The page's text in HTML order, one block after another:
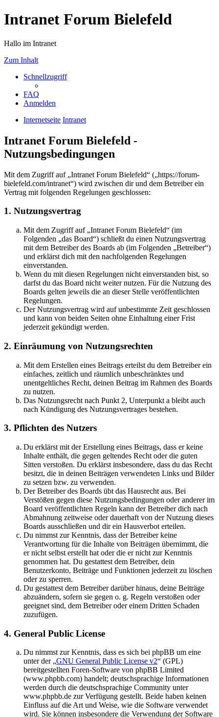
Intranet Forum Bielefeld
Hallo im Intranet
Zum Inhalt
Schnellzugriff
FAQ
Anmelden
Internetseite Intranet
Intranet Forum Bielefeld -
Nutzungsbedingungen
Mit dem Zugriff auf „Intranet Forum Bielefeld“ („https://forum-
bielefeld.com/intranet“) wird zwischen dir und dem Betreiber ein
Vertrag mit folgenden Regelungen geschlossen:
1. Nutzungsvertrag
Mit dem Zugriff auf „Intranet Forum Bielefeld“ (im
Folgenden „das Board“) schließt du einen Nutzungsvertrag
mit dem Betreiber des Boards ab (im Folgenden „Betreiber“)
und erklärst dich mit den nachfolgenden Regelungen
einverstanden.
Wenn du mit diesen Regelungen nicht einverstanden bist, so
darfst du das Board nicht weiter nutzen. Für die Nutzung des
Boards gelten jeweils die an dieser Stelle veröffentlichten
Regelungen.
Der Nutzungsvertrag wird auf unbestimmte Zeit geschlossen
und kann von beiden Seiten ohne Einhaltung einer Frist
jederzeit gekündigt werden.
2. Einräumung von Nutzungsrechten
Mit dem Erstellen eines Beitrags erteilst du dem Betreiber ein
einfaches, zeitlich und räumlich unbeschränktes und
unentgeltliches Recht, deinen Beitrag im Rahmen des Boards
zu nutzen.
Das Nutzungsrecht nach Punkt 2, Unterpunkt a bleibt auch
nach Kündigung des Nutzungsvertrages bestehen.
3. Pflichten des Nutzers
Du erklärst mit der Erstellung eines Beitrags, dass er keine
Inhalte enthält, die gegen geltendes Recht oder die guten
Sitten verstoßen. Du erklärst insbesondere, dass du das Recht
besitzt, die in deinen Beiträgen verwendeten Links und Bilder
zu setzen bzw. zu verwenden.
Der Betreiber des Boards übt das Hausrecht aus. Bei
Verstößen gegen diese Nutzungsbedingungen oder anderer im
Board veröffentlichten Regeln kann der Betreiber dich nach
Abmahnung zeitweise oder dauerhaft von der Nutzung dieses
Boards ausschließen und dir ein Hausverbot erteilen.
Du nimmst zur Kenntnis, dass der Betreiber keine
Verantwortung für die Inhalte von Beiträgen übernimmt, die
er nicht selbst erstellt hat oder die er nicht zur Kenntnis
genommen hat. Du gestattest dem Betreiber, dein
Benutzerkonto, Beiträge und Funktionen jederzeit zu löschen
oder zu sperren.
Du gestattest dem Betreiber darüber hinaus, deine Beiträge
abzuändern, sofern sie gegen o. g. Regeln verstoßen oder
geeignet sind, dem Betreiber oder einem Dritten Schaden
zuzufügen.
4. General Public License
Du nimmst zur Kenntnis, dass es sich bei phpBB um eine
unter der „GNU General Public License v2“ (GPL)
bereitgestellten Foren-Software von phpBB Limited
(www.phpbb.com) handelt; deutschsprachige Informationen
werden durch die deutschsprachige Community unter
www.phpbb.de zur Verfügung gestellt. Beide haben keinen
Einfluss auf die Art und Weise, wie die Software verwendet
wird. Sie können insbesondere die Verwendung der Software